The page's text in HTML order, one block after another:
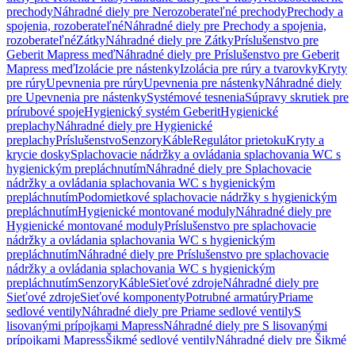
prechodyNáhradné diely pre Nerozoberateľné prechodyPrechody a
spojenia, rozoberateľnéNáhradné diely pre Prechody a spojenia,
rozoberateľnéZátkyNáhradné diely pre ZátkyPríslušenstvo pre
Geberit Mapress meďNáhradné diely pre Príslušenstvo pre Geberit
Mapress meďIzolácie pre nástenkyIzolácia pre rúry a tvarovkyKryty
pre rúryUpevnenia pre rúryUpevnenia pre nástenkyNáhradné diely
pre Upevnenia pre nástenkySystémové tesneniaSúpravy skrutiek pre
prírubové spojeHygienický systém GeberitHygienické
preplachyNáhradné diely pre Hygienické
preplachyPríslušenstvoSenzoryKábleRegulátor prietokuKryty a
krycie doskySplachovacie nádržky a ovládania splachovania WC s
hygienickým prepláchnutímNáhradné diely pre Splachovacie
nádržky a ovládania splachovania WC s hygienickým
prepláchnutímPodomietkové splachovacie nádržky s hygienickým
prepláchnutímHygienické montované modulyNáhradné diely pre
Hygienické montované modulyPríslušenstvo pre splachovacie
nádržky a ovládania splachovania WC s hygienickým
prepláchnutímNáhradné diely pre Príslušenstvo pre splachovacie
nádržky a ovládania splachovania WC s hygienickým
prepláchnutímSenzoryKábleSieťové zdrojeNáhradné diely pre
Sieťové zdrojeSieťové komponentyPotrubné armatúryPriame
sedlové ventilyNáhradné diely pre Priame sedlové ventilyS
lisovanými prípojkami MapressNáhradné diely pre S lisovanými
prípojkami MapressŠikmé sedlové ventilyNáhradné diely pre Šikmé